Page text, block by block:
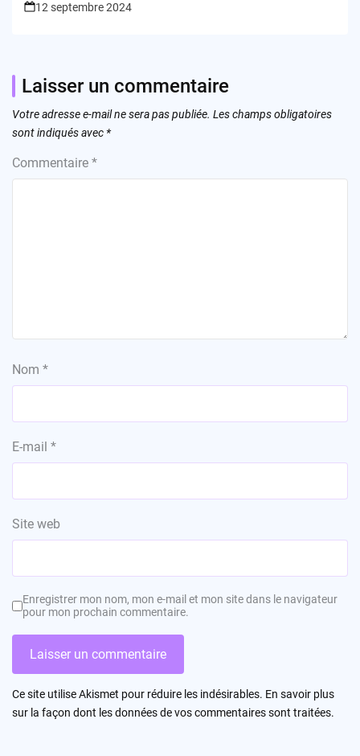
12 septembre 2024
Laisser un commentaire
Votre adresse e-mail ne sera pas publiée. Les champs obligatoires
sont indiqués avec *
Commentaire *
Nom *
E-mail *
Site web
Enregistrer mon nom, mon e-mail et mon site dans le navigateur
pour mon prochain commentaire.
Ce site utilise Akismet pour réduire les indésirables. En savoir plus
sur la façon dont les données de vos commentaires sont traitées.